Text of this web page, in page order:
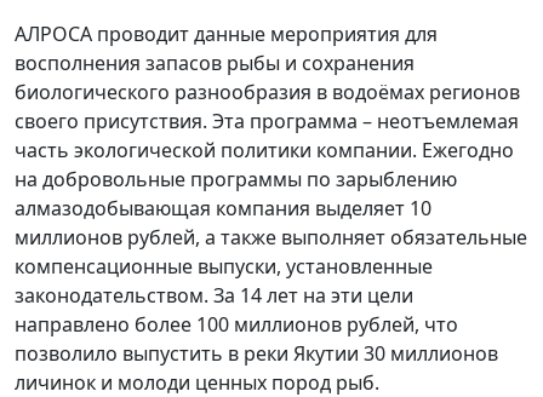
АЛРОСА проводит данные мероприятия для
восполнения запасов рыбы и сохранения
биологического разнообразия в водоёмах регионов
своего присутствия. Эта программа – неотъемлемая
часть экологической политики компании. Ежегодно
на добровольные программы по зарыблению
алмазодобывающая компания выделяет 10
миллионов рублей, а также выполняет обязательные
компенсационные выпуски, установленные
законодательством. За 14 лет на эти цели
направлено более 100 миллионов рублей, что
позволило выпустить в реки Якутии 30 миллионов
личинок и молоди ценных пород рыб.